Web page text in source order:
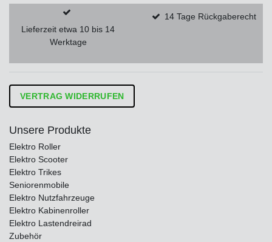
Lieferzeit etwa 10 bis 14
Werktage
14 Tage Rückgaberecht
VERTRAG WIDERRUFEN
Unsere Produkte
Elektro Roller
Elektro Scooter
Elektro Trikes
Seniorenmobile
Elektro Nutzfahrzeuge
Elektro Kabinenroller
Elektro Lastendreirad
Zubehör